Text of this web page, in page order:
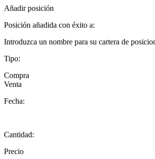
Añadir posición
Posición añadida con éxito a:
Introduzca un nombre para su cartera de
Tipo:
Compra
Venta
Fecha:
Cantidad:
Precio